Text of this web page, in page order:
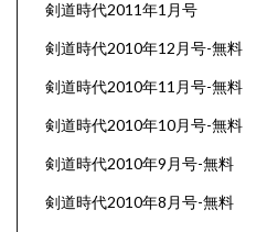
剣道時代2011年1月号
剣道時代2010年12月号-無料
剣道時代2010年11月号-無料
剣道時代2010年10月号-無料
剣道時代2010年9月号-無料
剣道時代2010年8月号-無料